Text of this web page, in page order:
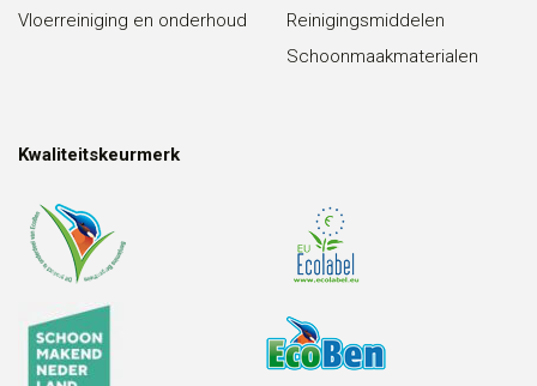
Vloerreiniging en onderhoud
Reinigingsmiddelen
Schoonmaakmaterialen
Kwaliteitskeurmerk